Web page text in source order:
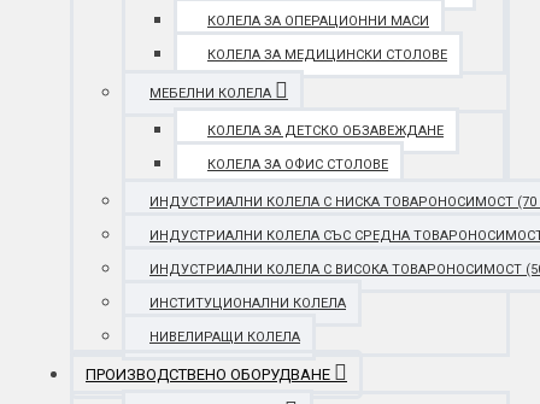
КОЛЕЛА ЗА ОПЕРАЦИОННИ МАСИ
КОЛЕЛА ЗА МЕДИЦИНСКИ СТОЛОВЕ
МЕБЕЛНИ КОЛЕЛА
КОЛЕЛА ЗА ДЕТСКО ОБЗАВЕЖДАНЕ
КОЛЕЛА ЗА ОФИС СТОЛОВЕ
ИНДУСТРИАЛНИ КОЛЕЛА С НИСКА ТОВАРОНОСИМОСТ (70 -
ИНДУСТРИАЛНИ КОЛЕЛА СЪС СРЕДНА ТОВАРОНОСИМОСТ
ИНДУСТРИАЛНИ КОЛЕЛА С ВИСОКА ТОВАРОНОСИМОСТ
ИНСТИТУЦИОНАЛНИ КОЛЕЛА
НИВЕЛИРАЩИ КОЛЕЛА
ПРОИЗВОДСТВЕНО ОБОРУДВАНЕ